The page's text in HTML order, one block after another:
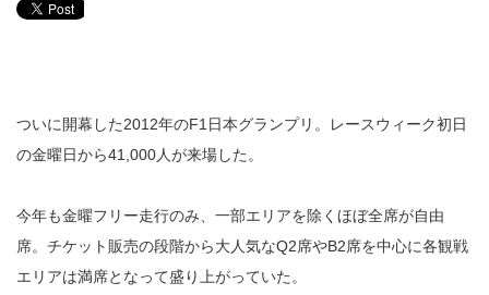
ついに開幕した2012年のF1日本グランプリ。レースウィーク初日
の金曜日から41,000人が来場した。
今年も金曜フリー走行のみ、一部エリアを除くほぼ全席が自由
席。チケット販売の段階から大人気なQ2席やB2席を中心に各観戦
エリアは満席となって盛り上がっていた。